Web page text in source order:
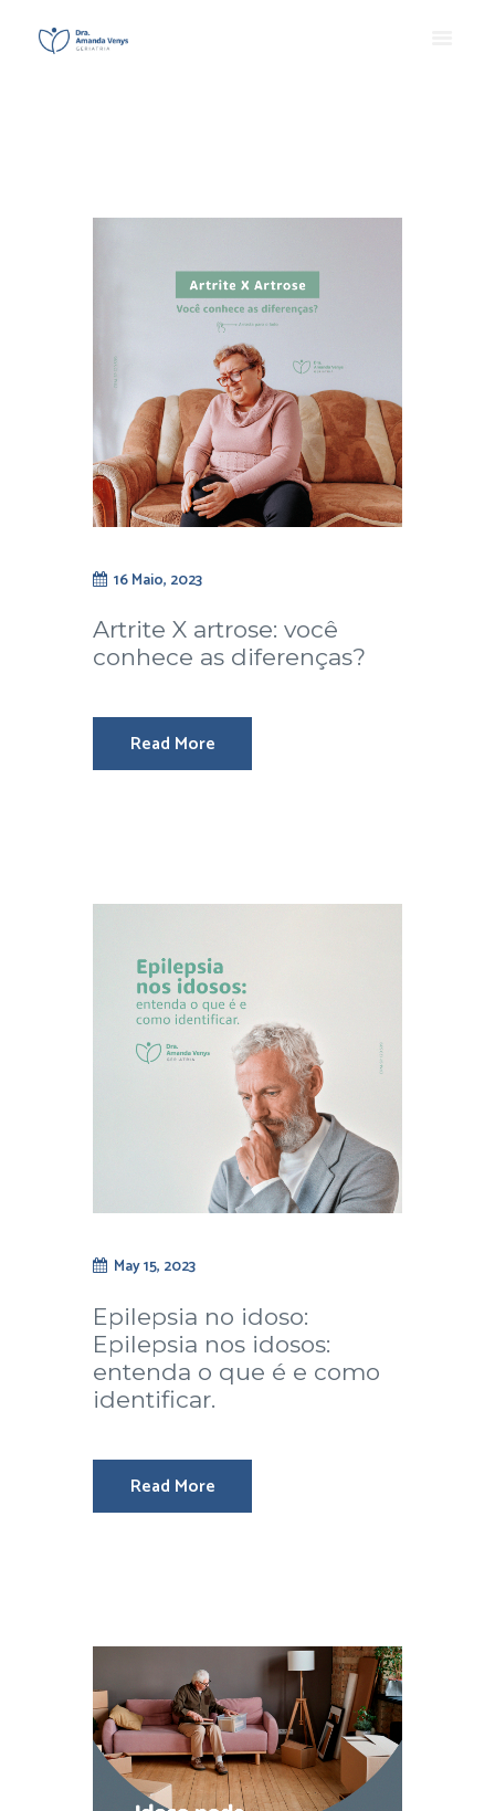
16 Maio, 2023
Artrite X artrose: você
conhece as diferenças?
Read More
May 15, 2023
Epilepsia no idoso:
Epilepsia nos idosos:
entenda o que é e como
identificar.
Read More